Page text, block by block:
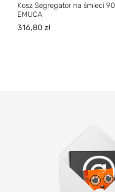
Kosz Segregator na śmieci
EMUCA
316,80 zł